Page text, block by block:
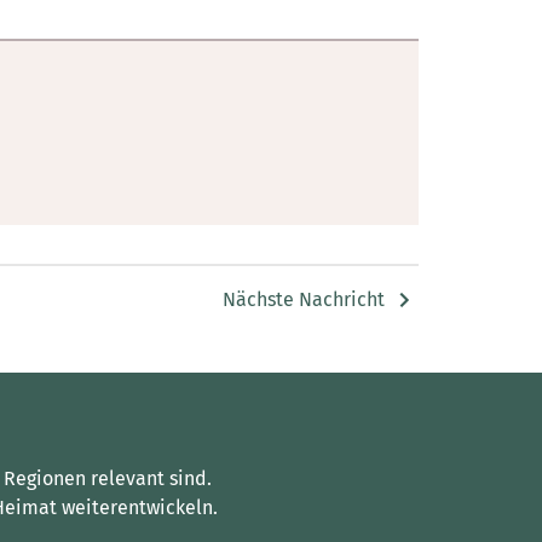
Nächste Nachricht
relevant sind.
weiterentwickeln.